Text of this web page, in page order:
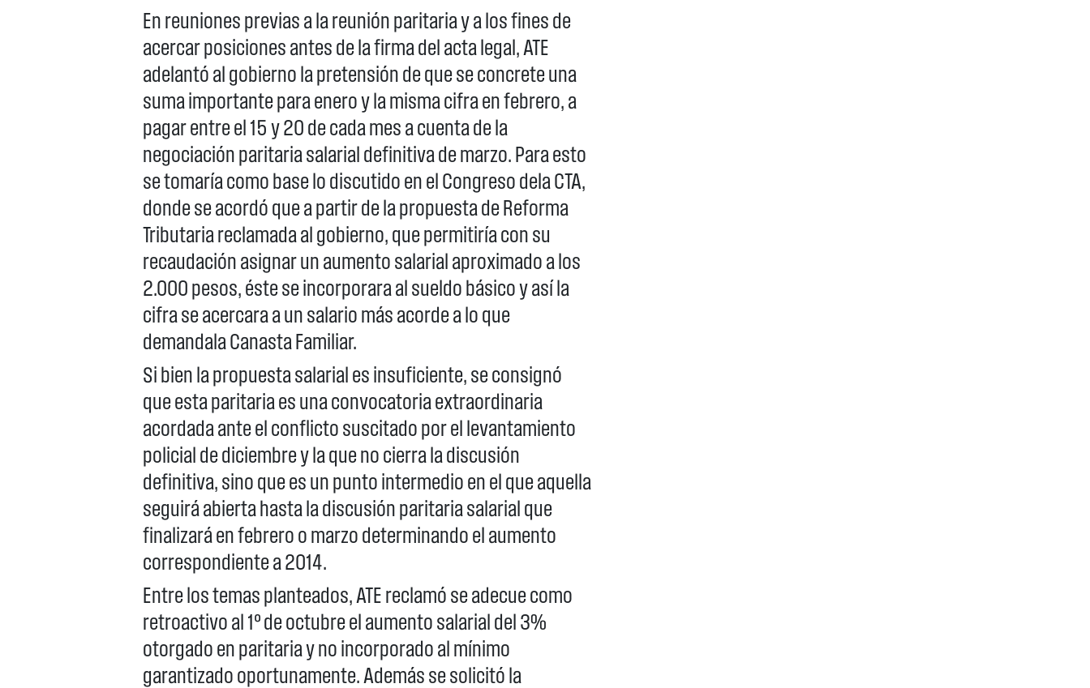
En reuniones previas a la reunión paritaria y a los fines de
acercar posiciones antes de la firma del acta legal, ATE
adelantó al gobierno la pretensión de que se concrete una
suma importante para enero y la misma cifra en febrero, a
pagar entre el 15 y 20 de cada mes a cuenta de la
negociación paritaria salarial definitiva de marzo. Para esto
se tomaría como base lo discutido en el Congreso dela CTA,
donde se acordó que a partir de la propuesta de Reforma
Tributaria reclamada al gobierno, que permitiría con su
recaudación asignar un aumento salarial aproximado a los
2.000 pesos, éste se incorporara al sueldo básico y así la
cifra se acercara a un salario más acorde a lo que
demandala Canasta Familiar.
Si bien la propuesta salarial es insuficiente, se consignó
que esta paritaria es una convocatoria extraordinaria
acordada ante el conflicto suscitado por el levantamiento
policial de diciembre y la que no cierra la discusión
definitiva, sino que es un punto intermedio en el que aquella
seguirá abierta hasta la discusión paritaria salarial que
finalizará en febrero o marzo determinando el aumento
correspondiente a 2014.
Entre los temas planteados, ATE reclamó se adecue como
retroactivo al 1º de octubre el aumento salarial del 3%
otorgado en paritaria y no incorporado al mínimo
garantizado oportunamente. Además se solicitó la